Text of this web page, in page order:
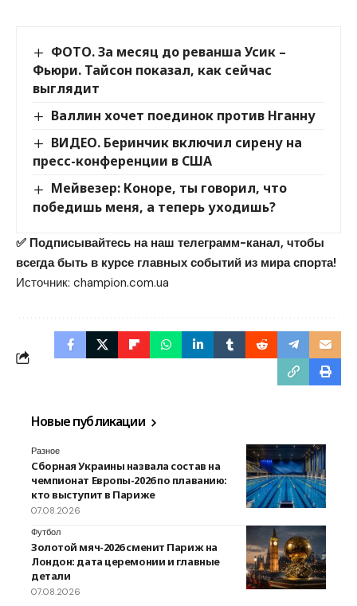
ФОТО. За месяц до реванша Усик –
Фьюри. Тайсон показал, как сейчас
выглядит
Валлин хочет поединок против Нганну
ВИДЕО. Беринчик включил сирену на
пресс-конференции в США
Мейвезер: Коноре, ты говорил, что
победишь меня, а теперь уходишь?
✅ Подписывайтесь на наш телеграмм-канал, чтобы
всегда быть в курсе главных событий из мира спорта!
Источник: champion.com.ua
Новые публикации
Разное
Сборная Украины назвала состав на
чемпионат Европы-2026 по плаванию:
кто выступит в Париже
07.08.2026
Футбол
Золотой мяч-2026 сменит Париж на
Лондон: дата церемонии и главные
детали
07.08.2026